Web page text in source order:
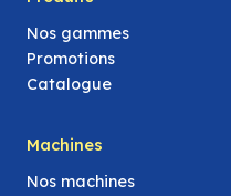
Nos gammes
Promotions
Catalogue
Machines
Nos machines